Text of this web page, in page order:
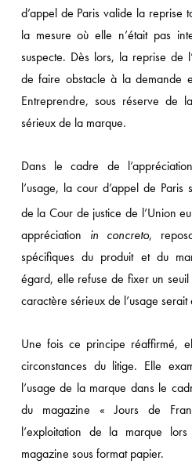
d’appel de Paris valide la reprise
la mesure où elle n’était pas
suspecte. Dès lors, la reprise de
de faire obstacle à la demande
Entreprendre, sous réserve de
sérieux de la marque.
Dans le cadre de
l’usage, la cour d’appel de Paris
de la Cour de justice de l’Union
appréciation in concreto,
spécifiques du produit et du
égard, elle refuse de fixer un
caractère sérieux de l’usage serait
Une fois ce principe réaffirmé,
circonstances du litige. Elle
l’usage de la marque dans le
du magazine « Jours de
l’exploitation de la marque
magazine sous format papier.